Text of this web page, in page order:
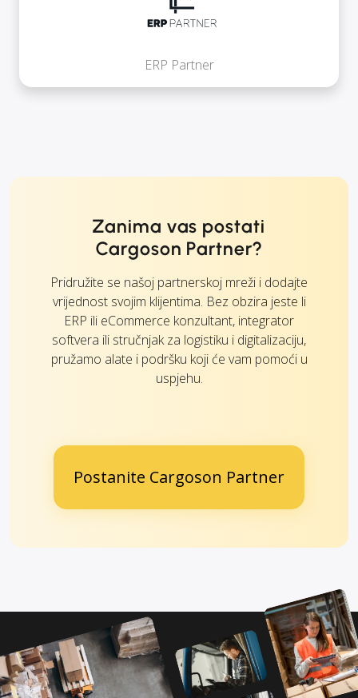
ERP Partner
Zanima vas postati
Cargoson Partner?
Pridružite se našoj partnerskoj mreži i dodajte
vrijednost svojim klijentima. Bez obzira jeste li
ERP ili eCommerce konzultant, integrator
softvera ili stručnjak za logistiku i digitalizaciju,
pružamo alate i podršku koji će vam pomoći u
uspjehu.
Postanite Cargoson Partner